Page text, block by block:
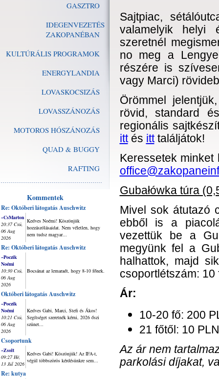
GASZTRO
IDEGENVEZETÉS
ZAKOPANÉBAN
KULTÚRÁLIS PROGRAMOK
ENERGYLANDIA
LOVASKOCSIZÁS
LOVASSZÁNOZÁS
MOTOROS HÓSZÁNOZÁS
QUAD & BUGGY
RAFTING
Kommentek
Re: Októberi látogatás Auschwitz
~CsMarton
20:37 Csü,
06 Aug
2026
Kedves Noémi! Köszönjük
hozzászólásaidat. Nem véletlen, hogy
nem tudsz magyar...
Re: Októberi látogatás Auschwitz
~Poczik
Noémi
10:30 Csü,
06 Aug
2026
Bocsánat az lemaradt, hogy 8-10 főnek.
Októberi látogatás Auschwitz
~Poczik
Noémi
10:21 Csü,
06 Aug
2026
Kedves Gabi, Marci, Stefi és Ákos!
Segítséget szeretnék kérni, 2026 őszi
szünet...
Csoportunk
~Zsolt
09:27 Hé,
13 Júl 2026
Kedves Gabi! Köszönjük! Az IFA-t,
végül többszörös kérdésünkre sem...
Re: kutya
Sajtpiac,
valamelyik helyi
szeretnél
no meg a
részére is
vagy Marci)
Örömmel
rövid, standard
regionális
ittés itttaláljátok!
Keressetek
Gubałówka túra
Mivel sok átutazó
ebből is a
vezettük be a
megyünk fel a
halhattok, majd
csoportlétszám: 10
Ár:
10-20 fő: 200
21 főtől: 10
Az ár nem
parkolási díjakat,